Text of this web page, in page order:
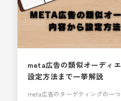
meta広告の類似オーディ
設定方法まで一挙解説
meta広告のターゲティングの一